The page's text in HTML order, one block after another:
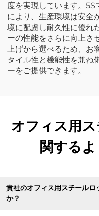
度を実現しています。5S
により、生産環境は安全
境に配慮し耐久性に優れ
ーの性能をさらに向上さ
上げから選べるため、お
タイル性と機能性を兼ね
ーをご提供できます。
オフィス用
関する
貴社のオフィス用スチールロ
か？